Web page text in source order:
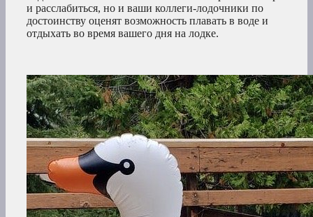
и расслабиться, но и ваши коллеги-лодочники по
достоинству оценят возможность плавать в воде и
отдыхать во время вашего дня на лодке.